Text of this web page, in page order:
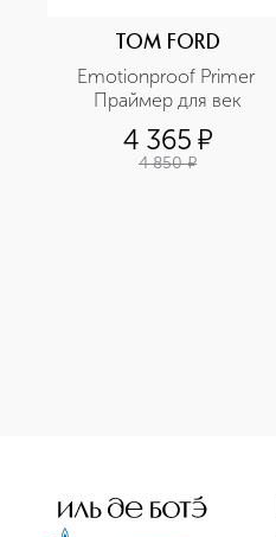
TOM FORD
Emotionproof Primer
Праймер для век
4 365 ¤
4 850 ¤